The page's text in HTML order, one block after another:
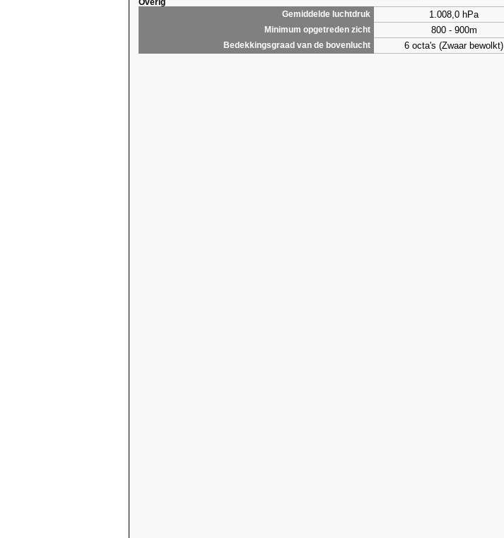
Overig
Gemiddelde luchtdruk
1.008,0 hPa
Minimum opgetreden zicht 800 - 900m
Bedekkingsgraad van de bovenlucht 6 octa's (Zwaar bewolkt)